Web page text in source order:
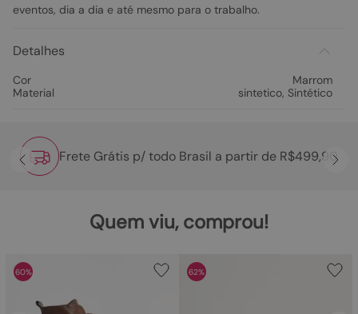
eventos, dia a dia e até mesmo para o trabalho.
Detalhes
Cor
Marrom
Material
sintetico, Sintético
Frete Grátis p/ todo Brasil a partir de R$499,90
Quem viu, comprou!
60% 62%